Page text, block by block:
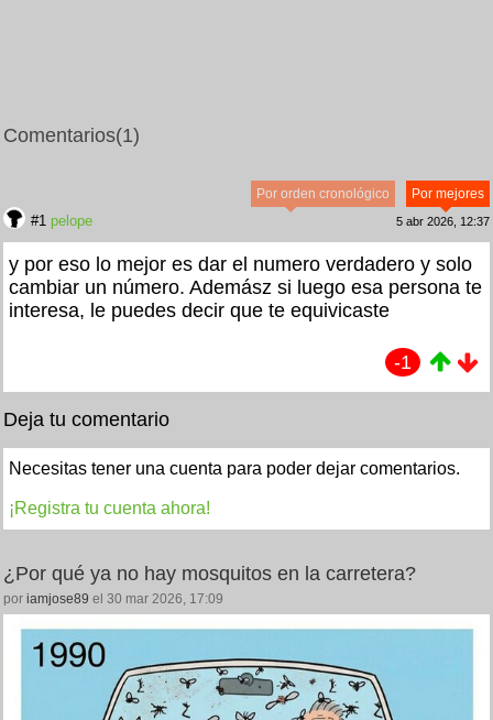
Comentarios(1)
Por mejores
Por orden cronológico
#1 pelope 5 abr 2026, 12:37
y por eso lo mejor es dar el numero verdadero y solo
cambiar un número. Ademász si luego esa persona te
interesa, le puedes decir que te equivicaste
-1
Deja tu comentario
Necesitas tener una cuenta para poder dejar comentarios.
¡Registra tu cuenta ahora!
¿Por qué ya no hay mosquitos en la carretera?
por iamjose89 el 30 mar 2026, 17:09